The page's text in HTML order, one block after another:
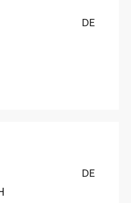
DE
DE